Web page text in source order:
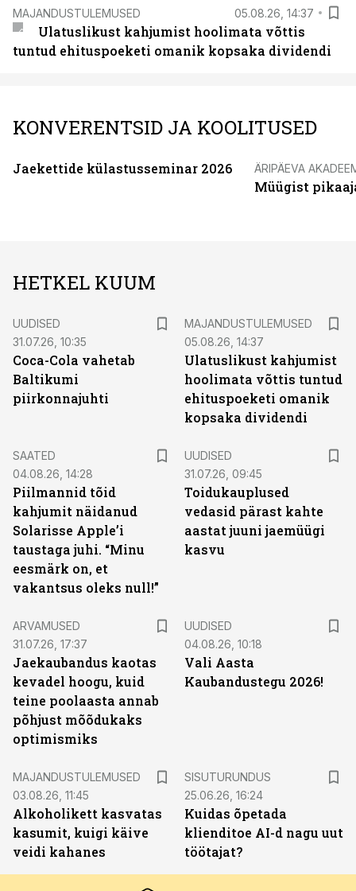
MAJANDUSTULEMUSED 05.08.26, 14:37
Ulatuslikust kahjumist hoolimata võttis
tuntud ehituspoeketi omanik kopsaka dividendi
KONVERENTSID JA KOOLITUSED
Jaekettide külastusseminar 2026 ÄRIPÄEVA
Müügist
HETKEL KUUM
UUDISED
31.07.26, 10:35
Coca-Cola vahetab
Baltikumi
piirkonnajuhti
MAJANDUSTULEMUSED
05.08.26, 14:37
Ulatuslikust kahjumist
hoolimata võttis tuntud
ehituspoeketi omanik
kopsaka dividendi
SAATED
04.08.26, 14:28
Piilmannid tõid
kahjumit näidanud
Solarisse Apple’i
taustaga juhi. “Minu
eesmärk on, et
vakantsus oleks null!”
UUDISED
31.07.26, 09:45
Toidukauplused
vedasid pärast kahte
aastat juuni jaemüügi
kasvu
ARVAMUSED
31.07.26, 17:37
Jaekaubandus kaotas
kevadel hoogu, kuid
teine poolaasta annab
põhjust mõõdukaks
optimismiks
UUDISED
04.08.26, 10:18
Vali Aasta
Kaubandustegu 2026!
MAJANDUSTULEMUSED
03.08.26, 11:45
Alkoholikett kasvatas
kasumit, kuigi käive
veidi kahanes
SISUTURUNDUS
25.06.26, 16:24
Kuidas õpetada
klienditoe AI-d nagu uut
töötajat?